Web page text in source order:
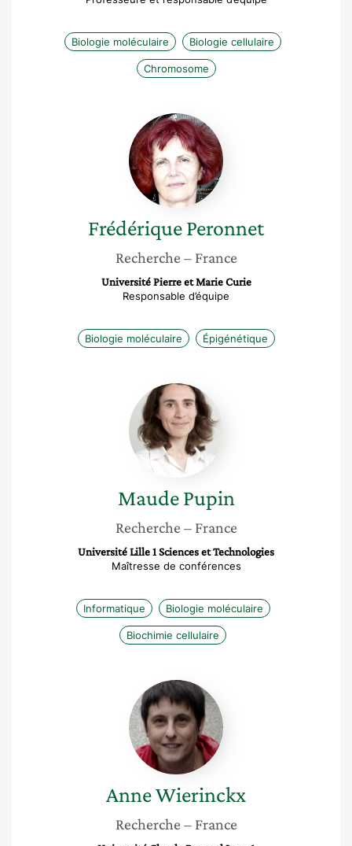
Biologie moléculaire Biologie cellulaire
Chromosome
Frédérique
Peronnet
FrédériquePeronnet
Recherche – France
Université Pierre et Marie Curie
Responsable d’équipe
Biologie moléculaire Épigénétique
Maude
Pupin
Maude Pupin
Recherche – France
Université Lille 1 Sciences et Technologies
Maîtresse de conférences
Informatique Biologie moléculaire
Biochimie cellulaire
Anne
Wierinckx
AnneWierinckx
Recherche – France